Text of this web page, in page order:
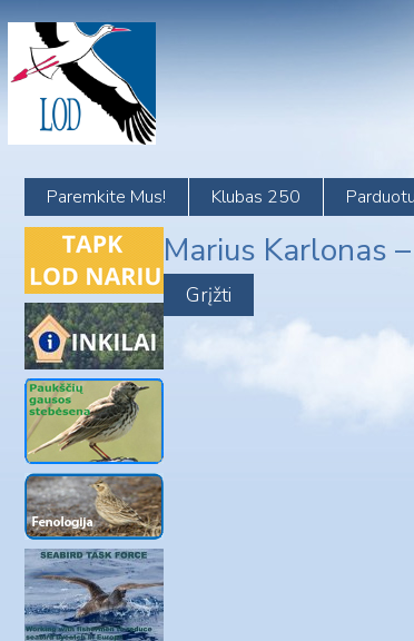
content
Paremkite Mus! Klubas 250
Marius Karlonas